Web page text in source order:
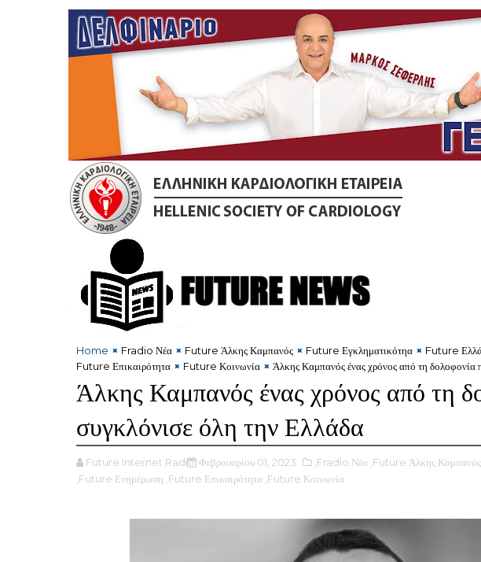
Home Fradio Νέα Future Άλκης Καμπανός Future Εγκληματικότηα Future
Future Επικαιρότητα
Future Κοινωνία Άλκης Καμπανός ένας χρόνος από τη δολοφονία
Άλκης Καμπανός ένας χρόνος από τη
συγκλόνισε όλη την Ελλάδα
Future Internet Radio Φεβρουαρίου 01, 2023 ,Fradio Νέα ,Future Άλκης Καμπανός
,Future Ενημέρωση ,Future Επικαιρότητα ,Future Κοινωνία